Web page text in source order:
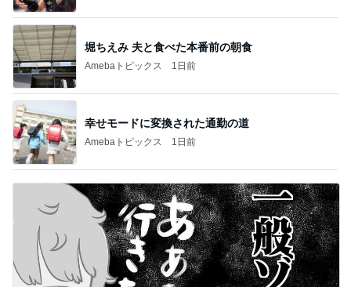
堀ちえみ 夫と食べた本番前の朝食
Amebaトピックス 1日前
幸せモードに変換された通勤の道
Amebaトピックス 1日前